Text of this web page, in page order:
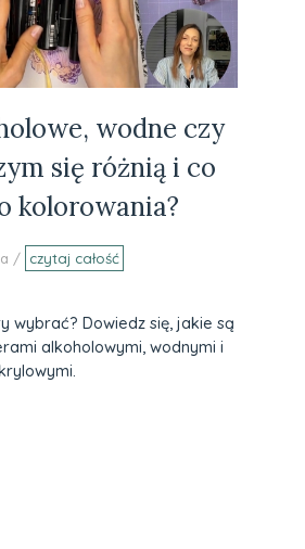
wodne czy
się różnią i co
kolorowania?
/ czytaj całość
wybrać? Dowiedz się, jakie są
alkoholowymi, wodnymi i